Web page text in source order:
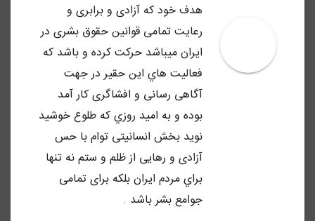
هدف خود كه آزادى و برابرى و
رعايت تمامى قوانين حقوق بشرى در
ايران ميباشد حركت كرده و باشد كه
فعاليت هاي اين حقير در جهت
آگاهى رسانى و افشاگرى كار آمد
بوده و به اميد روزي كه طلوع خوشيد
نويد بخش انسانيتى توام با حس
آزادى و رهايى از ظلم و ستم نه تنها
براي مردم ايران بلكه براى تمامى
جوامع بشر باشد .